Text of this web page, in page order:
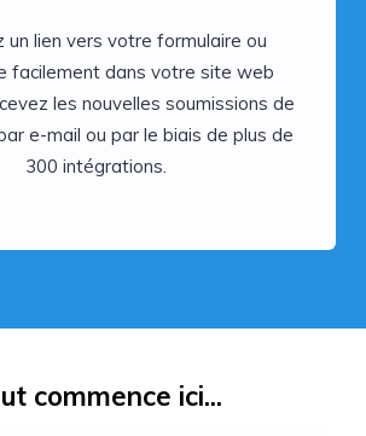
un lien vers votre formulaire ou
facilement dans votre site web
les nouvelles soumissions de
e-mail ou par le biais de plus de
300 intégrations.
commence ici...